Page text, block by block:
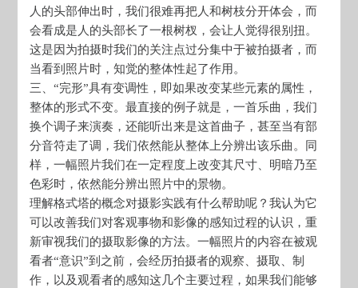
人的头部伸出时，我们很难再把人和树枝分开体会，而
会看成是人的头部长了一根树杈，会让人觉得很别扭。
这是因为拍摄时我们的关注点过分集中于被拍摄者，而
当看到照片时，知觉的整体性起了作用。
三、“完形”具有变调性，即如果改变某些元素的属性，
整体的形式不变。最直接的例子就是，一首乐曲，我们
换个调子来演奏，还能听出来是这首曲子，甚至当有部
分音符走了调，我们依然能从整体上分辨出该乐曲。同
样，一幅照片我们在一定程度上改变其尺寸、明暗乃至
色彩时，依然能分辨出照片中的景物。
理解格式塔的概念对摄影实践有什么帮助呢？我认为它
可以改善我们对客观事物和影像的感知过程的认识，重
新审视我们的摄取影像的方法。一幅照片的内容在被观
看者“意识”到之前，会经历拍摄者的观察、摄取、制
作，以及观看者的感知这几个主要过程，如果我们能够